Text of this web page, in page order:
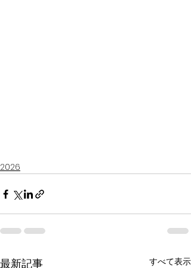
2026
最新記事 すべて表示